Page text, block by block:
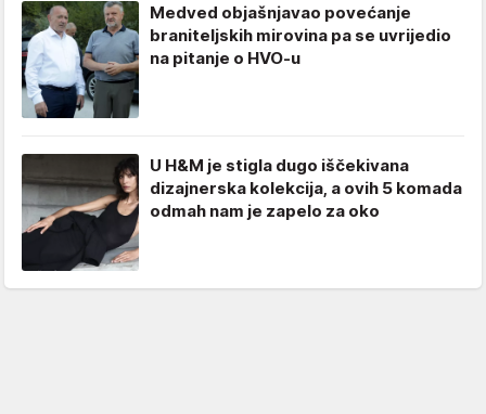
Medved objašnjavao povećanje
braniteljskih mirovina pa se uvrijedio
na pitanje o HVO-u
U H&M je stigla dugo iščekivana
dizajnerska kolekcija, a ovih 5 komada
odmah nam je zapelo za oko